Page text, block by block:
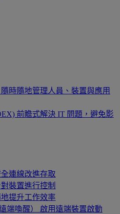
隨時隨地管理人員、裝置與應用
前瞻式解決 IT 問題，避免影
連線改進存取
裝置進行控制
提升工作效率
端喚醒）
啟用遠端裝置啟動